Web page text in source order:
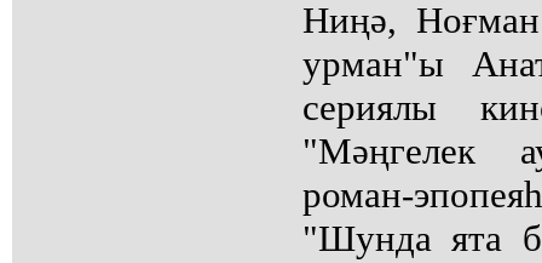
Ниңә,
урман"ы
сериялы
"Мәңгелек
роман-
"Шунда ята